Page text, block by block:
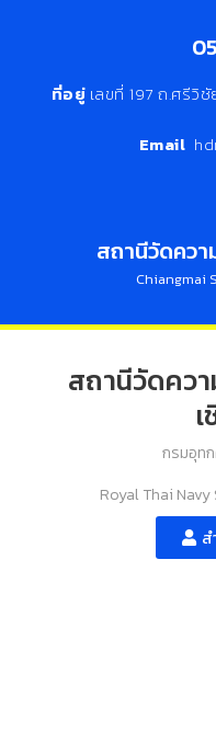
ที่อยู่ เลขที่ 197 ถ.ศรีวิ
Email
สถานีวัดควา
Chiangmai
สถานีวัดคว
กรมอุท
Royal Thai
ส